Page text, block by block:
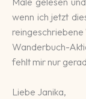
wenn ich jetzt
Wanderbuch-
fehlt mir nur
Liebe Janika,